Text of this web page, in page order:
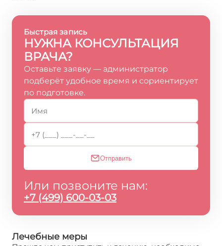
Быстрая запись
НУЖНА КОНСУЛЬТАЦИЯ
ВРАЧА?
Оставьте заявку — администратор
подберёт удобное время и сориентирует
по подготовке.
Отправить
Или позвоните нам:
+7 (499) 600-03-03
Лечебные меры